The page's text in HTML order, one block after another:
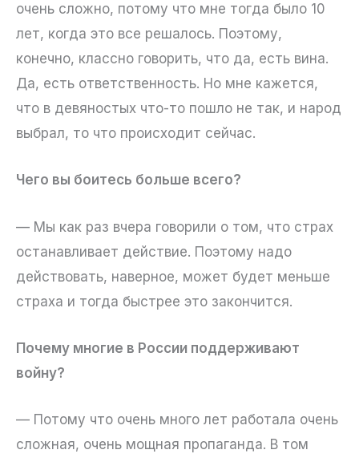
очень сложно, потому что мне тогда было 10
лет, когда это все решалось. Поэтому,
конечно, классно говорить, что да, есть вина.
Да, есть ответственность. Но мне кажется,
что в девяностых что-то пошло не так, и народ
выбрал, то что происходит сейчас.
Чего вы боитесь больше всего?
— Мы как раз вчера говорили о том, что страх
останавливает действие. Поэтому надо
действовать, наверное, может будет меньше
страха и тогда быстрее это закончится.
Почему многие в России поддерживают
войну?
— Потому что очень много лет работала очень
сложная, очень мощная пропаганда. В том